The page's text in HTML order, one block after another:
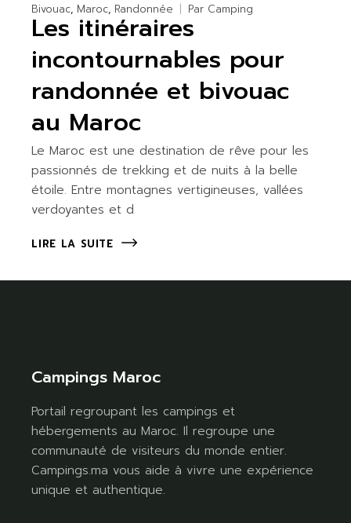
Bivouac Maroc Randonnée Par Camping
Les itinéraires
incontournables pour
randonnée et bivouac
au Maroc
Le Maroc est une destination de rêve pour les
passionnés de trekking et de nuits à la belle
étoile. Entre montagnes vertigineuses, vallées
verdoyantes et d
LIRE LA SUITE
Campings Maroc
Portail regroupant les campings et
hébergements au Maroc. Il regroupe une
communauté de visiteurs du monde entier.
Campings.ma vous aide à vivre une expérience
unique et authentique.